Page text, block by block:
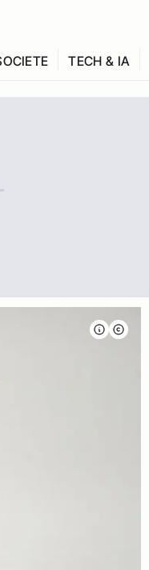
TECH & IA